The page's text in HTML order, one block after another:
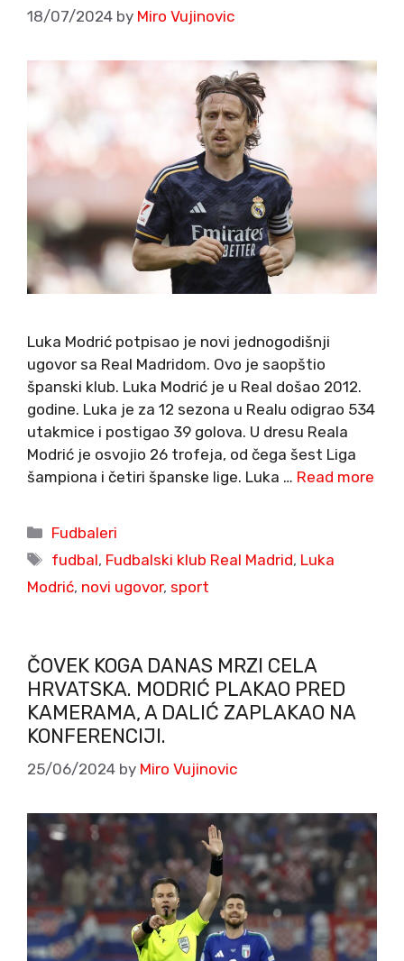
18/07/2024 by Miro Vujinovic
Luka Modrić potpisao je novi jednogodišnji
ugovor sa Real Madridom. Ovo je saopštio
španski klub. Luka Modrić je u Real došao 2012.
godine. Luka je za 12 sezona u Realu odigrao 534
utakmice i postigao 39 golova. U dresu Reala
Modrić je osvojio 26 trofeja, od čega šest Liga
šampiona i četiri španske lige. Luka … Read more
Categories
Fudbaleri
Tags
fudbal, Fudbalski klub Real Madrid, Luka
Modrić, novi ugovor, sport
ČOVEK KOGA DANAS MRZI CELA
HRVATSKA. MODRIĆ PLAKAO PRED
KAMERAMA, A DALIĆ ZAPLAKAO NA
KONFERENCIJI.
25/06/2024 by Miro Vujinovic